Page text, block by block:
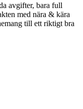
avgifter, bara full
med nära & kära
till ett riktigt bra